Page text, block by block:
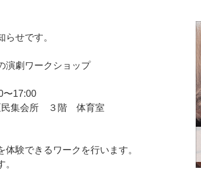
せです。
劇ワークショップ
〜17:00
民集会所 ３階 体育室
験できるワークを行います。